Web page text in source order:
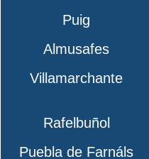
Puig
Almusafes
Villamarchante
Rafelbuñol
Puebla de Farnáls